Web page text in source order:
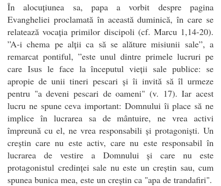
În alocuțiunea sa, papa a vorbit despre pagina
Evangheliei proclamată în această duminică, în care se
relatează vocația primilor discipoli (cf. Marcu 1,14-20).
”A-i chema pe alții ca să se alăture misiunii sale”, a
remarcat pontiful, ”este unul dintre primele lucruri pe
care Isus le face la începutul vieții sale publice: se
apropie de unii tineri pescari și îi invită să îl urmeze
pentru "a deveni pescari de oameni" (v. 17). Iar acest
lucru ne spune ceva important: Domnului îi place să ne
implice în lucrarea sa de mântuire, ne vrea activi
împreună cu el, ne vrea responsabili și protagoniști. Un
creștin care nu este activ, care nu este responsabil în
lucrarea de vestire a Domnului și care nu este
protagonistul credinței sale nu este un creștin sau, cum
spunea bunica mea, este un creștin ca "apa de trandafiri".